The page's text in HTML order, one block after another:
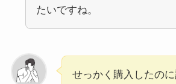
たいですね。
せっかく購入したの